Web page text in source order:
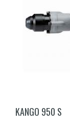
KANGO 950 S